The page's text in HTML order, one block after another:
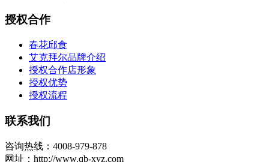
授权合作
春花邱食
艾克拜尔品牌介绍
授权合作店形象
授权优势
授权流程
联系我们
咨询热线：4008-979-878
网址：http://www.qb-xyz.com